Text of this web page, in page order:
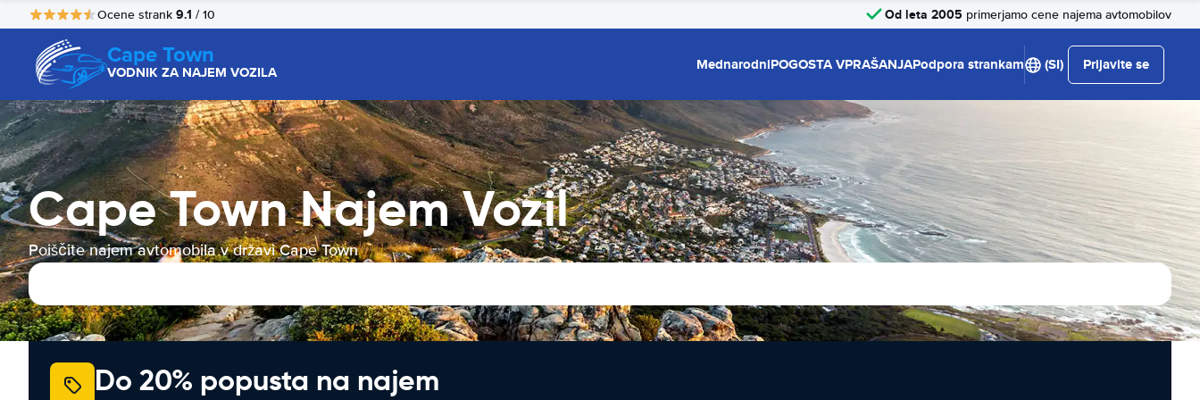
Ocene strank 9.1 / 10 Od leta 2005 primerjamo cene najema avtomobilov
Cape Town
VODNIK ZA NAJEM VOZILA MednarodniPOGOSTA VPRAŠANJAPodpora strankam (SI) Prijavite se
Cape Town Najem Vozil
Poiščite najem avtomobila v državi Cape Town
Do 20% popusta na najem